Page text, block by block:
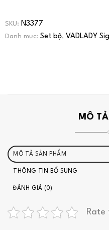
SKU: N3377
Danh mục: Set bộ, VADLADY
MÔ
MÔ TẢ SẢN PHẨM
THÔNG TIN BỔ SUNG
ĐÁNH GIÁ (0)
Rate